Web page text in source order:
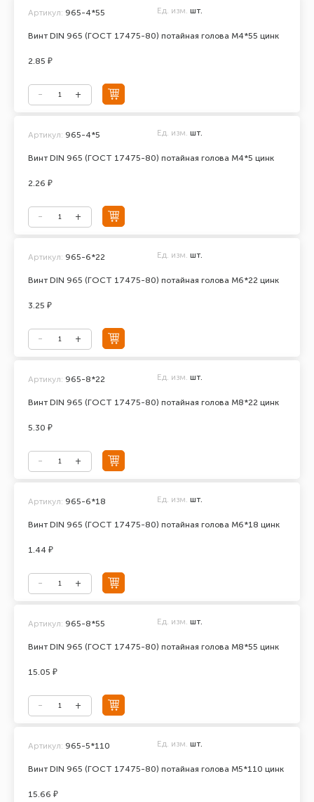
Винт DIN 965 (ГОСТ 17475-80) потайная голова М4*55 цинк
Артикул: 965-4*55 Ед. изм. шт.
2.85 ₽
Винт DIN 965 (ГОСТ 17475-80) потайная голова М4*5 цинк
Артикул: 965-4*5 Ед. изм. шт.
2.26 ₽
Винт DIN 965 (ГОСТ 17475-80) потайная голова М6*22 цинк
Артикул: 965-6*22 Ед. изм. шт.
3.25 ₽
Винт DIN 965 (ГОСТ 17475-80) потайная голова М8*22 цинк
Артикул: 965-8*22 Ед. изм. шт.
5.30 ₽
Винт DIN 965 (ГОСТ 17475-80) потайная голова М6*18 цинк
Артикул: 965-6*18 Ед. изм. шт.
1.44 ₽
Винт DIN 965 (ГОСТ 17475-80) потайная голова М8*55 цинк
Артикул: 965-8*55 Ед. изм. шт.
15.05 ₽
Винт DIN 965 (ГОСТ 17475-80) потайная голова М5*110 цинк
Артикул: 965-5*110 Ед. изм. шт.
15.66 ₽